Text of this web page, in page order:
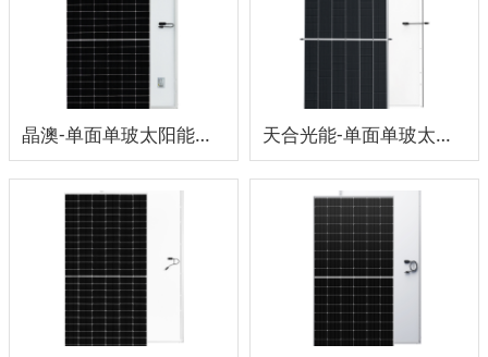
晶澳-单面单玻太阳能板530-550W 天合光能-单面单玻太阳能板650-670W